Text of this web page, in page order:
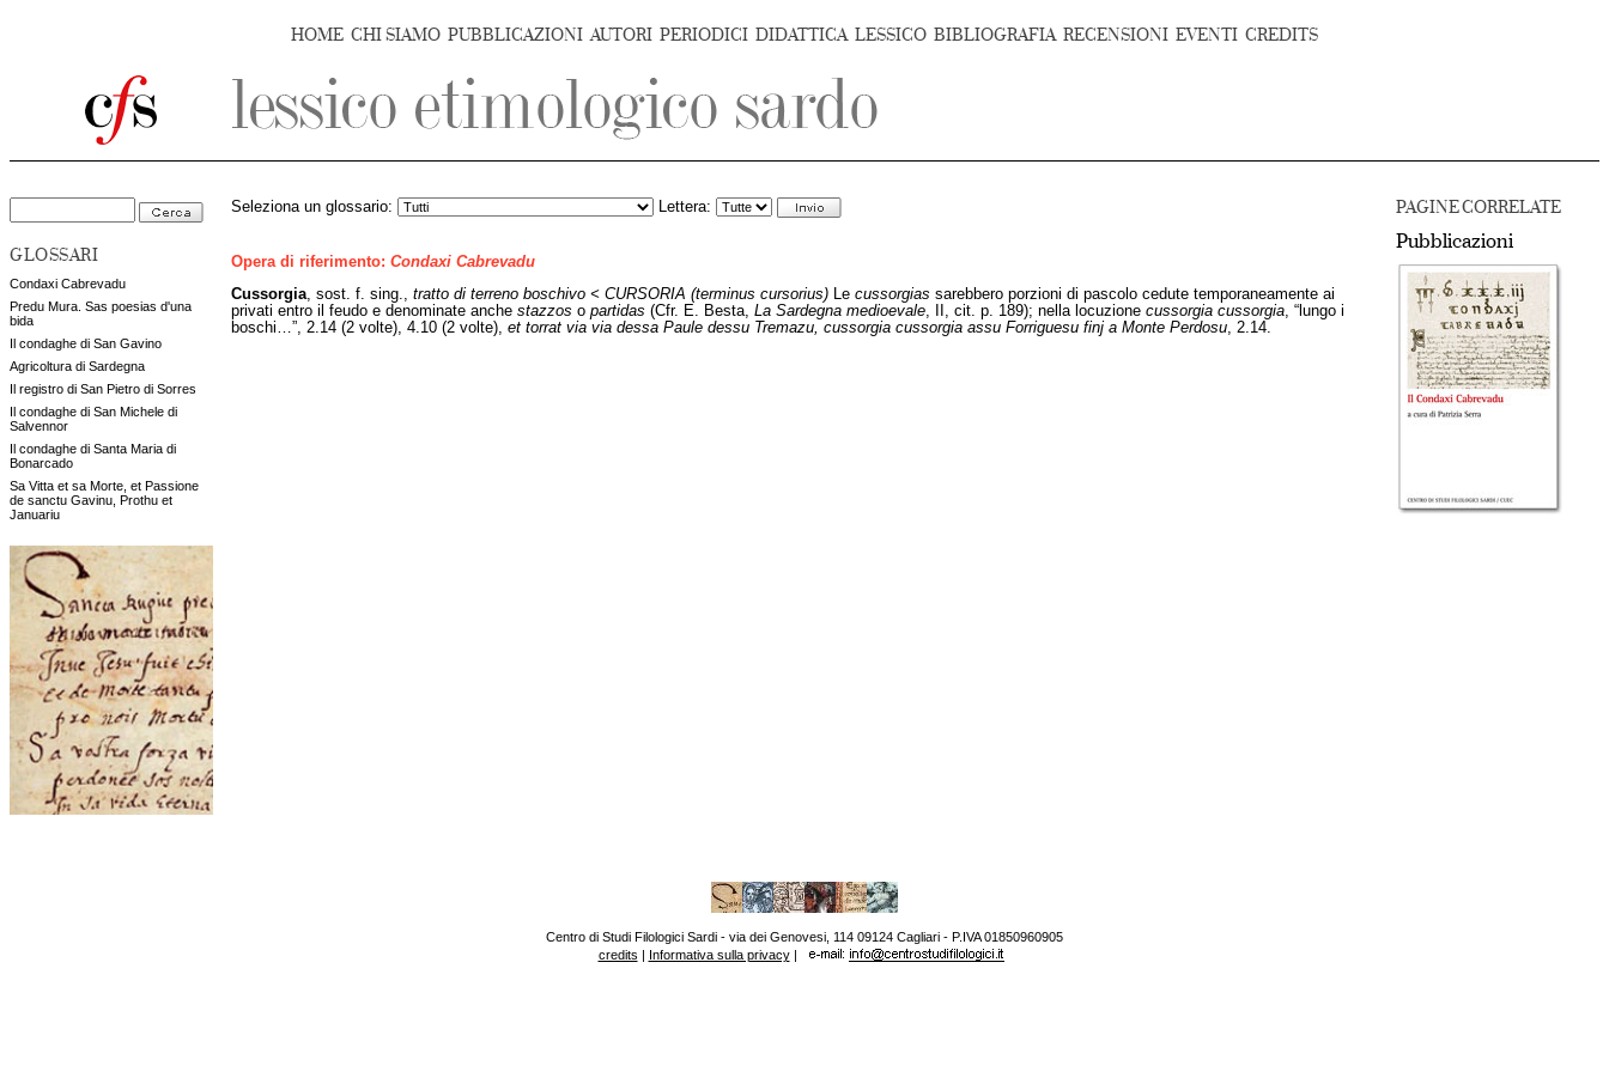
HOME CHI SIAMO PUBBLICAZIONI AUTORI PERIODICI DIDATTICA LESSICO BIBLIOGRAFIA RECENSIONI EVENTI CREDITS
GLOSSARI
Condaxi Cabrevadu
Predu Mura. Sas poesias d'una
bida
Il condaghe di San Gavino
Agricoltura di Sardegna
Il registro di San Pietro di Sorres
Il condaghe di San Michele di
Salvennor
Il condaghe di Santa Maria di
Bonarcado
Sa Vitta et sa Morte, et Passione
de sanctu Gavinu, Prothu et
Januariu
PAGINE CORRELATE
Pubblicazioni
Seleziona un glossario: Lettera:
Opera di riferimento: Condaxi Cabrevadu
Cussorgia sost. f. sing., tratto di terreno boschivo < CURSORIA (terminus cursorius) Le cussorgias sarebbero porzioni di pascolo cedute temporaneamente ai
privati entro il feudo e denominate anche stazzos o partidas (Cfr. E. Besta, La Sardegna medioevale , II, cit. p. 189); nella locuzione cussorgia cussorgia , “lungo i
boschi…”, 2.14 (2 volte), 4.10 (2 volte), et torrat via via dessa Paule dessu Tremazu, cussorgia cussorgia assu Forriguesu finj a Monte Perdosu , 2.14.
Centro di Studi Filologici Sardi - via dei Genovesi, 114 09124 Cagliari - P.IVA 01850960905
credits | Informativa sulla privacy|